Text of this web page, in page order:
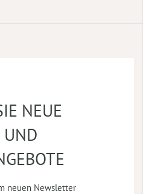
NEUE
UND
neuen Newsletter